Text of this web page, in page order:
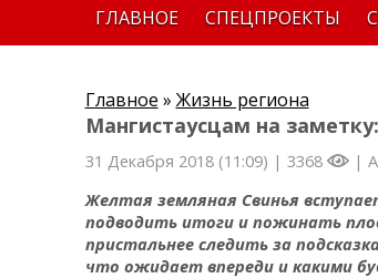
ГЛАВНОЕ СПЕЦПРОЕКТЫ
Главное » Жизнь региона
Мангистаусцам на
31 Декабря 2018 (11:09) | 3368 |
Желтая земляная Свинья
подводить итоги и пожинать
пристальнее следить за
что ожидает впереди и какими